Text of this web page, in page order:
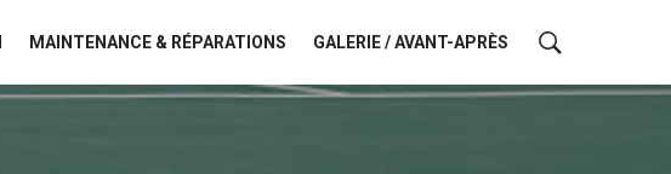
MAINTENANCE & RÉPARATIONS GALERIE / AVANT-APRÈS